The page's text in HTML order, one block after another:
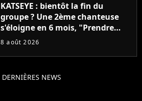
KATSEYE : bientôt la fin du
groupe ? Une 2ème chanteuse
s'éloigne en 6 mois, "Prendre
cette décision n’a pas été facile"
8 août 2026
DERNIÈRES NEWS